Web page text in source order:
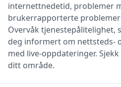
internettnedetid, problemer
brukerrapporterte
Overvåk tjenestepålitelighet,
deg informert om nettsteds-
med live-oppdateringer.
ditt område.